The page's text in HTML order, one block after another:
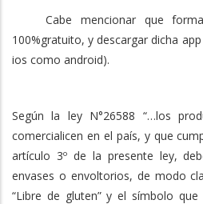
Cabe mencionar que
100%gratuito, y descargar dicha
ios como android).
Según la ley N°26588 “…los
comercialicen en el país, y que
artículo 3º de la presente ley,
envases o envoltorios, de modo
“Libre de gluten” y el símbolo